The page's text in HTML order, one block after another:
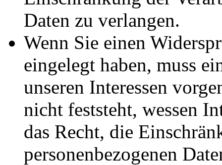
Daten zu verlangen.
Wenn Sie einen
eingelegt haben, muss
unseren Interessen
nicht feststeht, wessen
das Recht, die
personenbezogenen